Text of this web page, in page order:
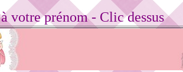
à votre prénom - Clic dessus